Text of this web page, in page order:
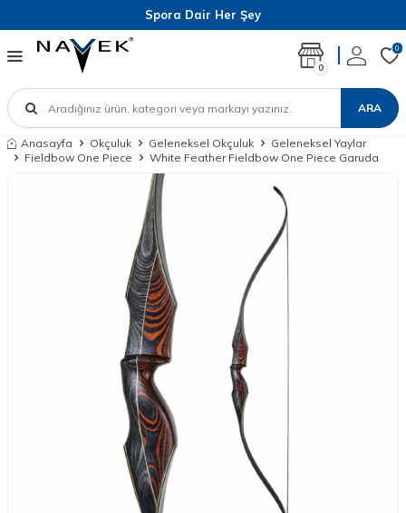
Spora Dair Her Şey
ARA
0
0
Anasayfa Okçuluk Geleneksel Okçuluk
Geleneksel Yaylar
Fieldbow One Piece
White Feather Fieldbow One Piece Garuda